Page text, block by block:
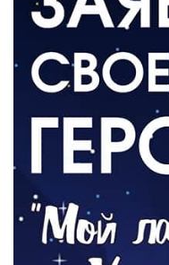
«Второй старт»
РАЗЪЯСНЯЕМ
Контракт с
05.08.2026